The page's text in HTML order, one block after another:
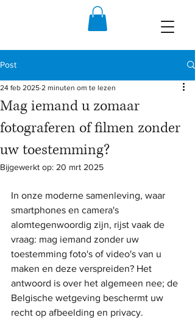
Post
Mag iemand u zomaar
fotograferen of filmen zonder
uw toestemming?
24 feb 2025 2 minuten om te lezen
Bijgewerkt op: 20 mrt 2025
In onze moderne samenleving, waar
smartphones en camera's
alomtegenwoordig zijn, rijst vaak de
vraag: mag iemand zonder uw
toestemming foto's of video's van u
maken en deze verspreiden? Het
antwoord is over het algemeen nee; de
Belgische wetgeving beschermt uw
recht op afbeelding en privacy.